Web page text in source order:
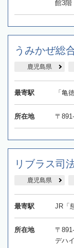
館3階
うみかぜ総
鹿児島県
最寄駅 「亀
所在地 〒
リブラス司
鹿児島県
最寄駅 JR「
所在地
〒
デハ